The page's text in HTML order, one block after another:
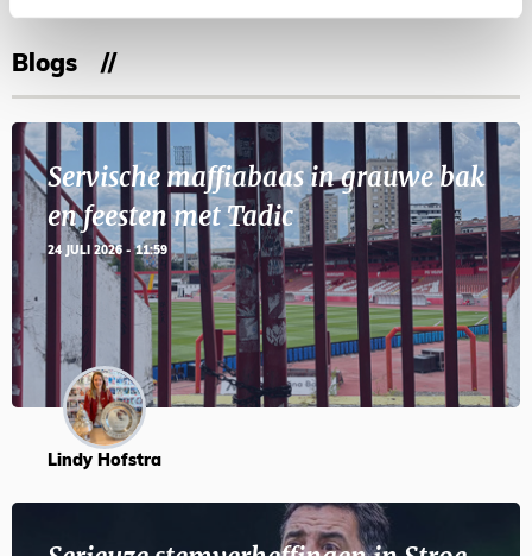
Blogs
Servische maffiabaas in grauwe bak
en feesten met Tadic
24 JULI 2026 - 11:59
Lindy Hofstra